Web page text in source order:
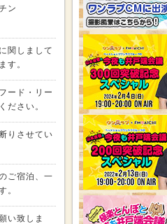
ン
関しまして
す。
ード・リー
ださい。
りさせてい
ご宿泊、一
。
い致しま